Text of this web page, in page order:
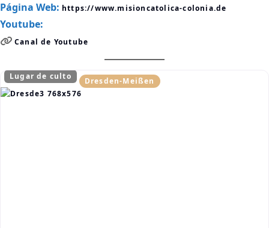
Página Web: https://www.misioncatolica-colonia.de
Youtube:
Canal de Youtube
Lugar de culto Dresden-Meißen